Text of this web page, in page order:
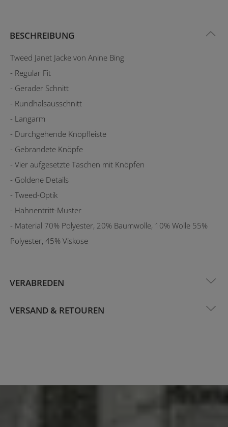
BESCHREIBUNG
Tweed Janet Jacke von Anine Bing
- Regular Fit
- Gerader Schnitt
- Rundhalsausschnitt
- Langarm
- Durchgehende Knopfleiste
- Gebrandete Knöpfe
- Vier aufgesetzte Taschen mit Knöpfen
- Goldene Details
- Tweed-Optik
- Hahnentritt-Muster
- Material 70% Polyester, 20% Baumwolle, 10% Wolle 55%
Polyester, 45% Viskose
VERABREDEN
VERSAND & RETOUREN